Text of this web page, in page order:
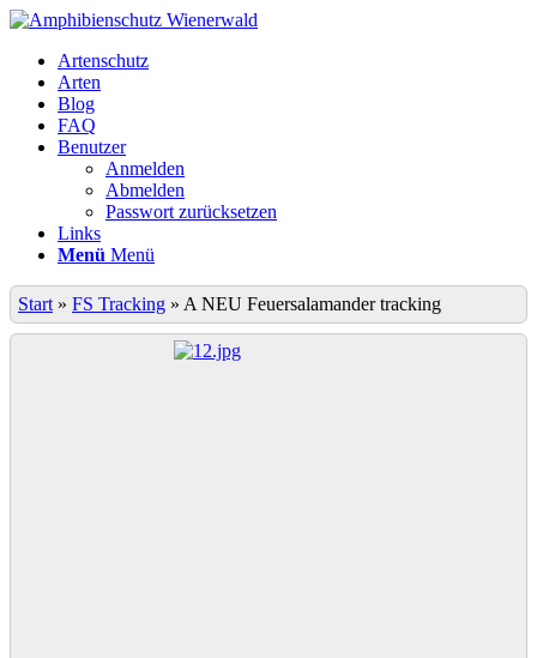
Artenschutz
Arten
Blog
FAQ
Benutzer
Anmelden
Abmelden
Passwort zurücksetzen
Links
Menü Menü
Start » FS Tracking » A NEU Feuersalamander tracking